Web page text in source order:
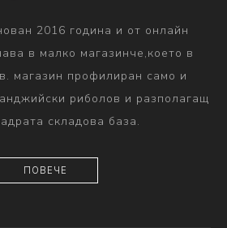
2016 година и от онлайн
в малко магазинче,което в
магазин профилиран само и
риболов и разполагащ
складова база.
ПОВЕЧЕ